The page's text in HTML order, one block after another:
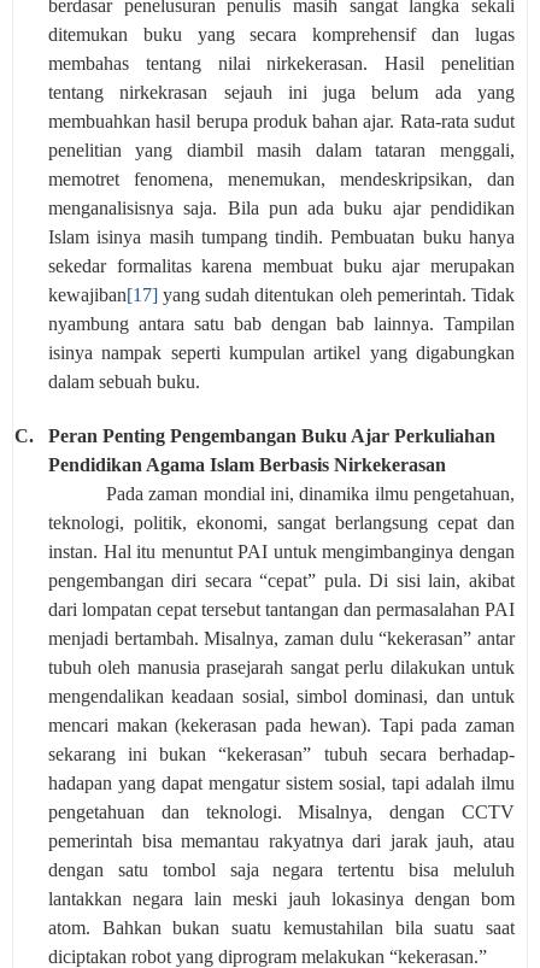
berdasar penelusuran penulis masih sangat langka sekali
ditemukan buku yang secara komprehensif dan lugas
membahas tentang nilai nirkekerasan. Hasil penelitian
tentang nirkekrasan sejauh ini juga belum ada yang
membuahkan hasil berupa produk bahan ajar. Rata-rata sudut
penelitian yang diambil masih dalam tataran menggali,
memotret fenomena, menemukan, mendeskripsikan, dan
menganalisisnya saja. Bila pun ada buku ajar pendidikan
Islam isinya masih tumpang tindih. Pembuatan buku hanya
sekedar formalitas karena membuat buku ajar merupakan
kewajiban[17]yang sudah ditentukan oleh pemerintah. Tidak
nyambung antara satu bab dengan bab lainnya. Tampilan
isinya nampak seperti kumpulan artikel yang digabungkan
dalam sebuah buku.
C.
Peran Penting Pengembangan Buku Ajar Perkuliahan
Pendidikan Agama Islam Berbasis Nirkekerasan
Pada zaman mondial ini, dinamika ilmu pengetahuan,
teknologi, politik, ekonomi, sangat berlangsung cepat dan
instan. Hal itu menuntut PAI untuk mengimbanginya dengan
pengembangan diri secara “cepat” pula. Di sisi lain, akibat
dari lompatan cepat tersebut tantangan dan permasalahan PAI
menjadi bertambah. Misalnya, zaman dulu “kekerasan” antar
tubuh oleh manusia prasejarah sangat perlu dilakukan untuk
mengendalikan keadaan sosial, simbol dominasi, dan untuk
mencari makan (kekerasan pada hewan). Tapi pada zaman
sekarang ini bukan “kekerasan” tubuh secara berhadap-
hadapan yang dapat mengatur sistem sosial, tapi adalah ilmu
pengetahuan dan teknologi. Misalnya, dengan CCTV
pemerintah bisa memantau rakyatnya dari jarak jauh, atau
dengan satu tombol saja negara tertentu bisa meluluh
lantakkan negara lain meski jauh lokasinya dengan bom
atom. Bahkan bukan suatu kemustahilan bila suatu saat
diciptakan robot yang diprogram melakukan “kekerasan.”